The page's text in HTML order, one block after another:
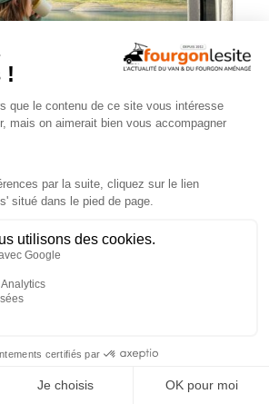
: « Un van, ça se juge
de pluie »